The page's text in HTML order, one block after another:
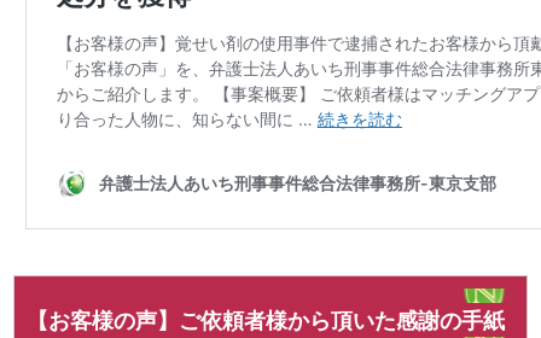
【お客様の声】ご依頼者様から頂いた感謝の手紙